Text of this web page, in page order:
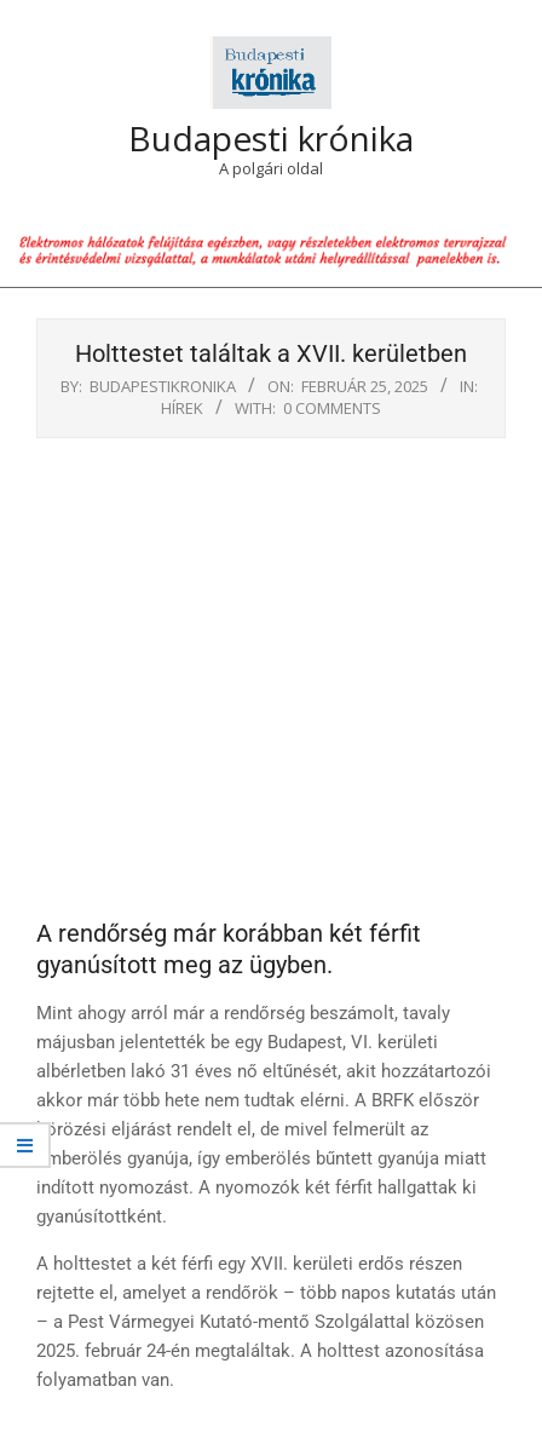
Budapesti krónika
A polgári oldal
Holttestet találtak a XVII. kerületben
BY: BUDAPESTIKRONIKA ON: FEBRUÁR 25, 2025
IN:
HÍREK
WITH: 0 COMMENTS
A rendőrség már korábban két férfit
gyanúsított meg az ügyben.
Mint ahogy arról már a rendőrség beszámolt, tavaly
májusban jelentették be egy Budapest, VI. kerületi
albérletben lakó 31 éves nő eltűnését, akit hozzátartozói
akkor már több hete nem tudtak elérni. A BRFK először
körözési eljárást rendelt el, de mivel felmerült az
emberölés gyanúja, így emberölés bűntett gyanúja miatt
indított nyomozást. A nyomozók két férfit hallgattak ki
gyanúsítottként.
A holttestet a két férfi egy XVII. kerületi erdős részen
rejtette el, amelyet a rendőrök – több napos kutatás után
– a Pest Vármegyei Kutató-mentő Szolgálattal közösen
2025. február 24-én megtaláltak. A holttest azonosítása
folyamatban van.